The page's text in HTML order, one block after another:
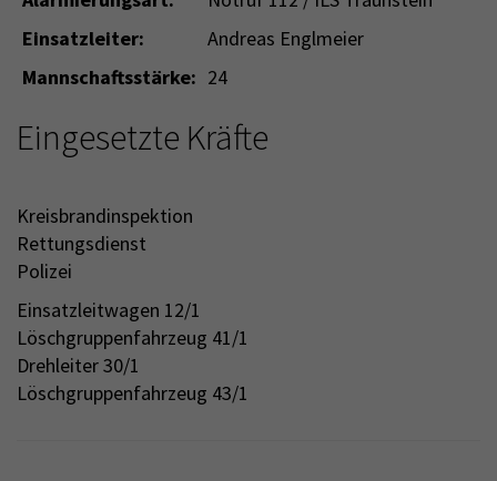
Einsatzleiter:
Andreas Englmeier
Mannschaftsstärke: 24
Eingesetzte Kräfte
Kreisbrandinspektion
Rettungsdienst
Polizei
Einsatzleitwagen 12/1
Löschgruppenfahrzeug 41/1
Drehleiter 30/1
Löschgruppenfahrzeug 43/1